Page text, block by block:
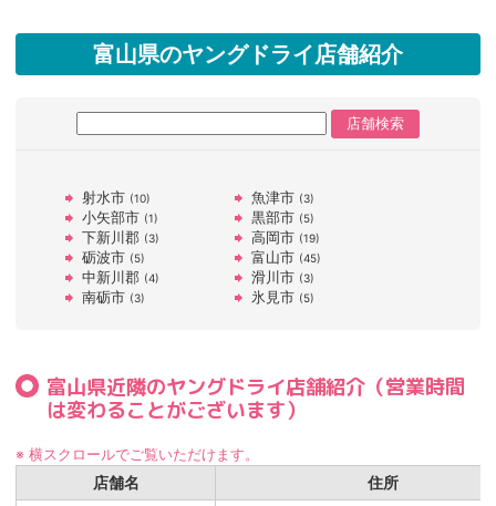
富山県のヤングドライ店舗紹介
射水市 (10) 魚津市 (3)
小矢部市 (1) 黒部市 (5)
下新川郡 (3) 高岡市 (19)
砺波市 (5) 富山市 (45)
中新川郡 (4) 滑川市 (3)
南砺市 (3) 氷見市 (5)
富山県近隣のヤングドライ店舗紹介（営業時間
は変わることがございます）
※ 横スクロールでご覧いただけます。
店舗名
住所